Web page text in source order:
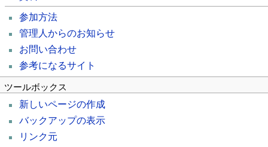
参加方法
管理人からのお知らせ
お問い合わせ
参考になるサイト
ツールボックス
新しいページの作成
バックアップの表示
リンク元